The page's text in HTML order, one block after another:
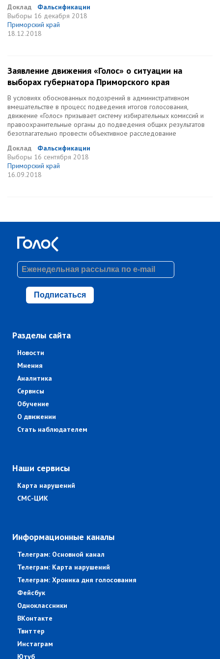
Доклад
Фальсификации
Выборы 16 декабря 2018
Приморский край
18.12.2018
Заявление движения «Голос» о ситуации на
выборах губернатора Приморского края
В условиях обоснованных подозрений в административном
вмешательстве в процесс подведения итогов голосования,
движение «Голос» призывает систему избирательных комиссий и
правоохранительные органы до подведения общих результатов
безотлагательно провести объективное расследование
Доклад
Фальсификации
Выборы 16 сентября 2018
Приморский край
16.09.2018
Подписаться
Разделы сайта
Новости
Мнения
Аналитика
Сервисы
Обучение
О движении
Стать наблюдателем
Наши сервисы
Карта нарушений
СМС-ЦИК
Информационные каналы
Телеграм: Основной канал
Телеграм: Карта нарушений
Телеграм: Хроника дня голосования
Фейсбук
Одноклассники
ВКонтакте
Твиттер
Инстаграм
Ютуб